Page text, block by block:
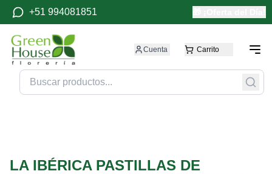
+51 994081851
Cuenta Carrito
LA IBÉRICA PASTILLAS DE